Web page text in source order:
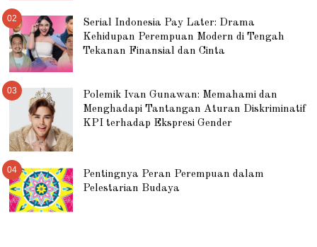
02
Serial Indonesia Pay Later: Drama
Kehidupan Perempuan Modern di Tengah
Tekanan Finansial dan Cinta
03
Polemik Ivan Gunawan: Memahami dan
Menghadapi Tantangan Aturan Diskriminatif
KPI terhadap Ekspresi Gender
04
Pentingnya Peran Perempuan dalam
Pelestarian Budaya